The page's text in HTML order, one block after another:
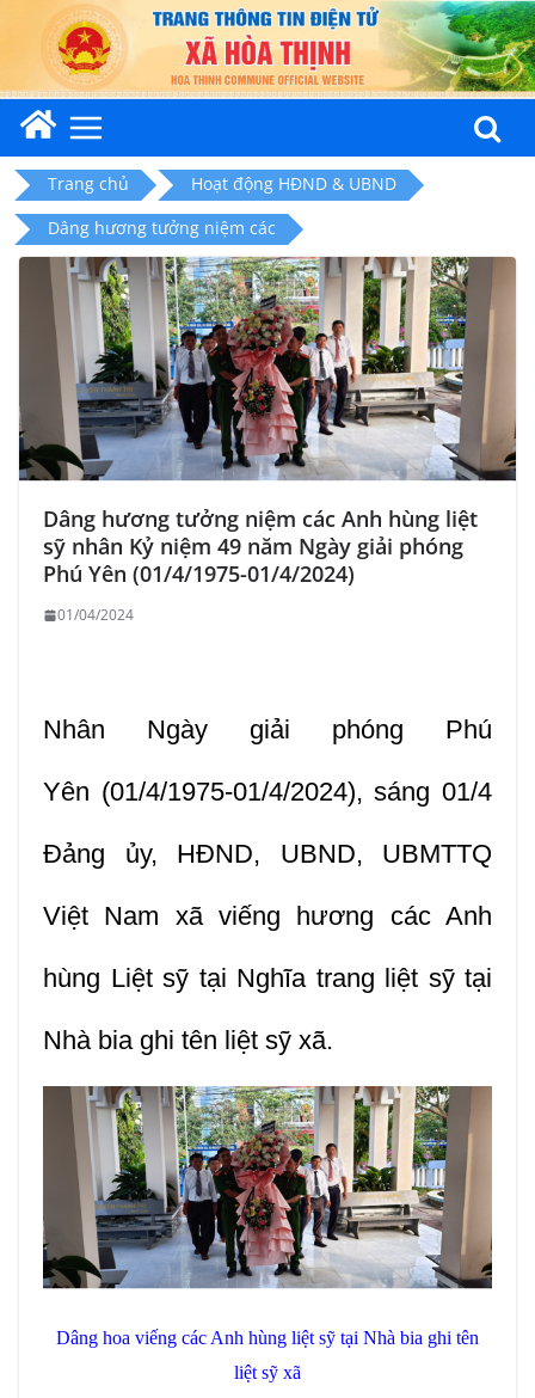
content
Trang chủ
Hoạt động HĐND & UBND
Dâng hương tưởng niệm các
Dâng hương tưởng niệm các Anh hùng liệt
sỹ nhân Kỷ niệm 49 năm Ngày giải phóng
Phú Yên (01/4/1975-01/4/2024)
01/04/2024
Nhân Ngày giải phóng Phú
Yên (01/4/1975-01/4/2024), sáng 01/4
Đảng ủy, HĐND, UBND, UBMTTQ
Việt Nam xã viếng hương các Anh
hùng Liệt sỹ tại Nghĩa trang liệt sỹ tại
Nhà bia ghi tên liệt sỹ xã.
Dâng hoa viếng các Anh hùng liệt sỹ tại Nhà bia ghi tên
liệt sỹ xã